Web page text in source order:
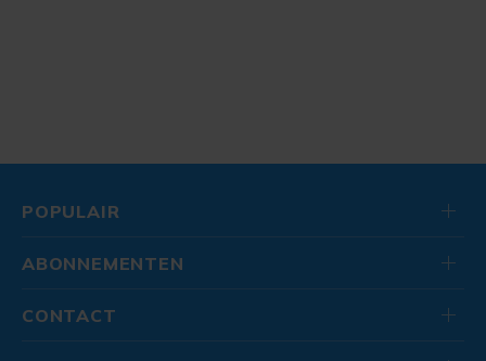
POPULAIR
ABONNEMENTEN
CONTACT